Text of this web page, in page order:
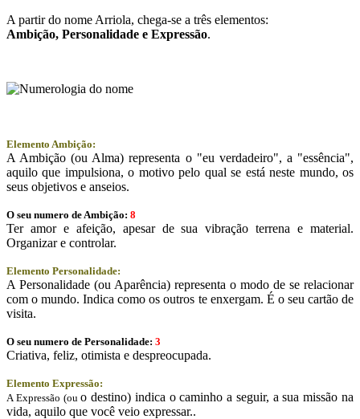
A partir do nome Arriola, chega-se a três elementos:
Ambição, Personalidade e Expressão.
Elemento Ambição:
A Ambição (ou Alma) representa o "eu verdadeiro", a "essência",
aquilo que impulsiona, o motivo pelo qual se está neste mundo, os
seus objetivos e anseios.
O seu numero de Ambição: 8
Ter amor e afeição, apesar de sua vibração terrena e material.
Organizar e controlar.
Elemento Personalidade:
A Personalidade (ou Aparência) representa o modo de se relacionar
com o mundo. Indica como os outros te enxergam. É o seu cartão de
visita.
O seu numero de Personalidade: 3
Criativa, feliz, otimista e despreocupada.
Elemento Expressão:
A Expressão (ouo destino) indica o caminho a seguir, a sua missão na
vida, aquilo que você veio expressar..